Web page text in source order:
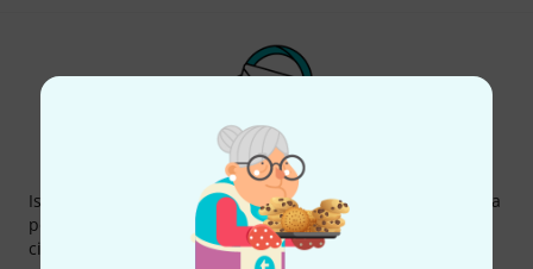
Thomann Newsletter
Iscriviti alla newsletter di Thomann, e con un po' di fortuna
potrai vincere uno dei 50 buoni del valore di 50 euro
ciascuno!